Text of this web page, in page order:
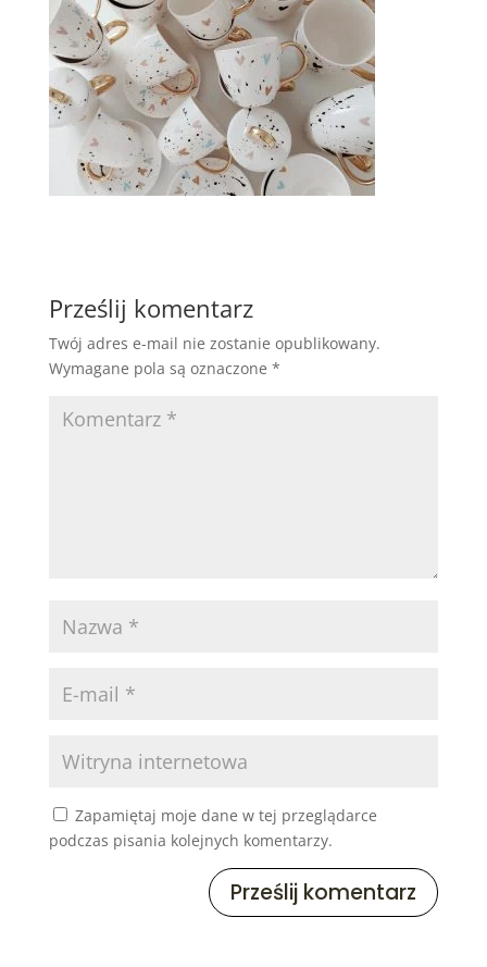
Prześlij komentarz
Twój adres e-mail nie zostanie opublikowany.
Wymagane pola są oznaczone *
Zapamiętaj moje dane w tej przeglądarce
podczas pisania kolejnych komentarzy.